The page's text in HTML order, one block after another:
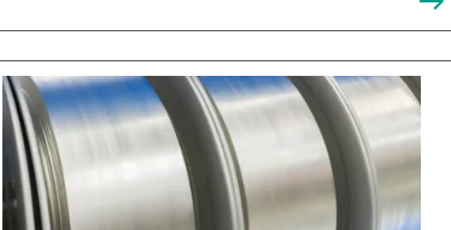
sostenibles de moverse, comunicarse y prosperar.